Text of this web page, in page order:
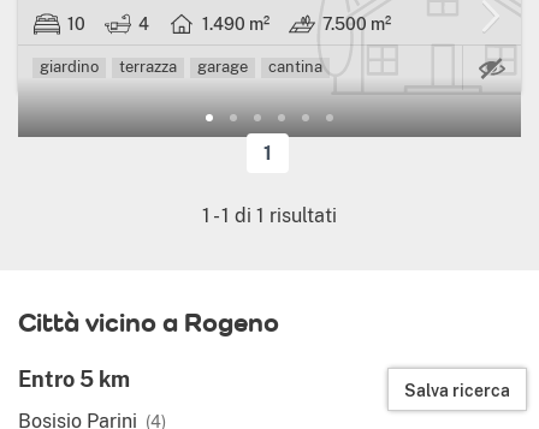
10 4 1.490 m² 7.500 m²
giardino terrazza garage cantina
1
1 -1 di 1 risultati
Città vicino a Rogeno
Entro 5 km
Bosisio Parini (4)
Salva ricerca